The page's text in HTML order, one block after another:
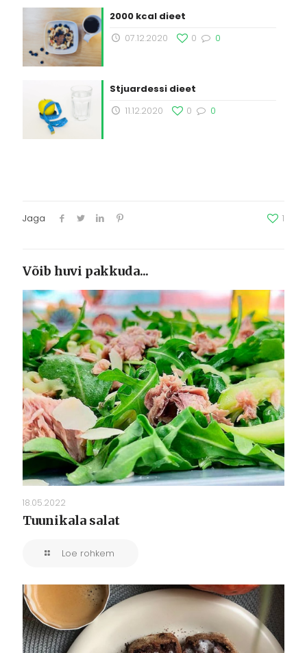
2000 kcal dieet
07.12.2020
0
0
Stjuardessi dieet
11.12.2020
0
0
Jaga 1
Võib huvi pakkuda...
18.05.2022
Tuunikala salat
Loe rohkem